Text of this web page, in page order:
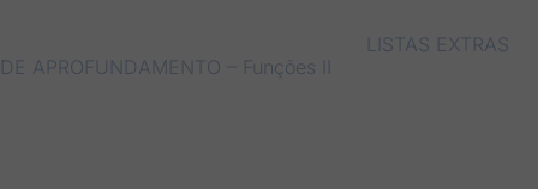
LISTAS EXTRAS
DE APROFUNDAMENTO – Funções II